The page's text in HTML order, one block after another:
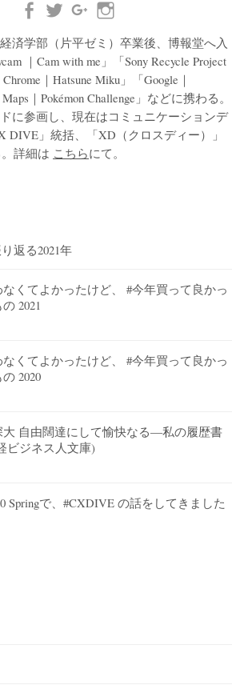
済学部（片平ゼミ）卒業後、博報堂へ入
｜Cam with me」「Sony Recycle Project
｜Hatsune Miku」「Google｜
｜Pokémon Challenge」などに携わる。
に参画し、現在はコミュニケーションデ
DIVE」統括、「XD（クロスディー）」
詳細は こちらにて。
返る2021年
なくてよかったけど、 #今年買って良かっ
2021
なくてよかったけど、 #今年買って良かっ
2020
大 自由闊達にして愉快なる―私の履歴書
ビジネス人文庫)
Springで、#CXDIVE の話をしてきました